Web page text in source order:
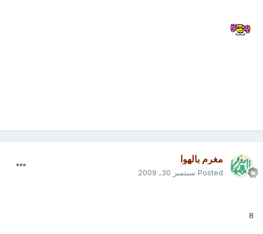
مغرم بالهوا
Posted سبتمبر 30, 2009
8